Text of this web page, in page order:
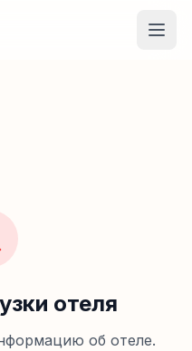
отеля
об отеле.